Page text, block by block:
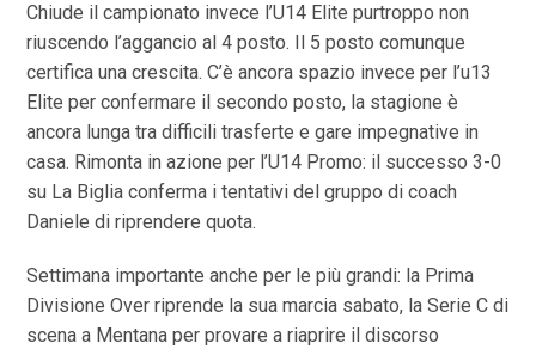
Chiude il campionato invece l’U14 Elite purtroppo non
riuscendo l’aggancio al 4 posto. Il 5 posto comunque
certifica una crescita. C’è ancora spazio invece per l’u13
Elite per confermare il secondo posto, la stagione è
ancora lunga tra difficili trasferte e gare impegnative in
casa. Rimonta in azione per l’U14 Promo: il successo 3-0
su La Biglia conferma i tentativi del gruppo di coach
Daniele di riprendere quota.
Settimana importante anche per le più grandi: la Prima
Divisione Over riprende la sua marcia sabato, la Serie C di
scena a Mentana per provare a riaprire il discorso